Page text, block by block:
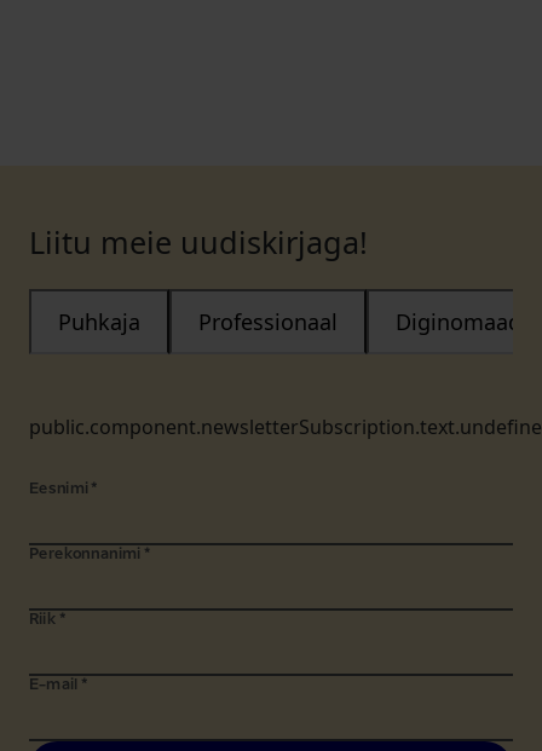
Liitu meie uudiskirjaga!
Puhkaja Professionaal Diginomaad
Eesnimi *
Perekonnanimi *
Riik *
E-mail *